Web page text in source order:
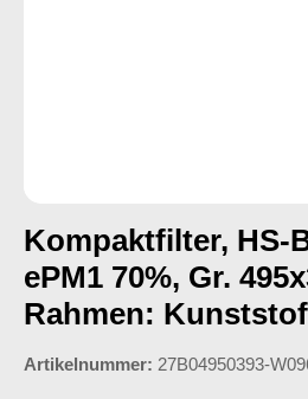
Kompaktfilter, HS-
ePM1 70%, Gr.
Rahmen:
Artikelnummer: 27B04950393-